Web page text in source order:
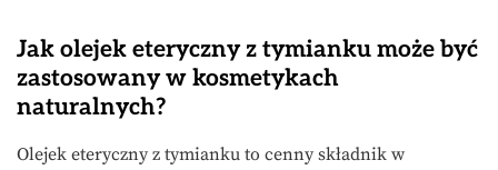
Jak olejek eteryczny z tymianku może być
zastosowany w kosmetykach
naturalnych?
Olejek eteryczny z tymianku to cenny składnik w